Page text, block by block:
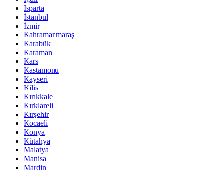
Isparta
İstanbul
İzmir
Kahramanmaraş
Karabük
Karaman
Kars
Kastamonu
Kayseri
Kilis
Kırıkkale
Kırklareli
Kırşehir
Kocaeli
Konya
Kütahya
Malatya
Manisa
Mardin